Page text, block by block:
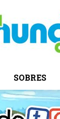
El
SOBRES